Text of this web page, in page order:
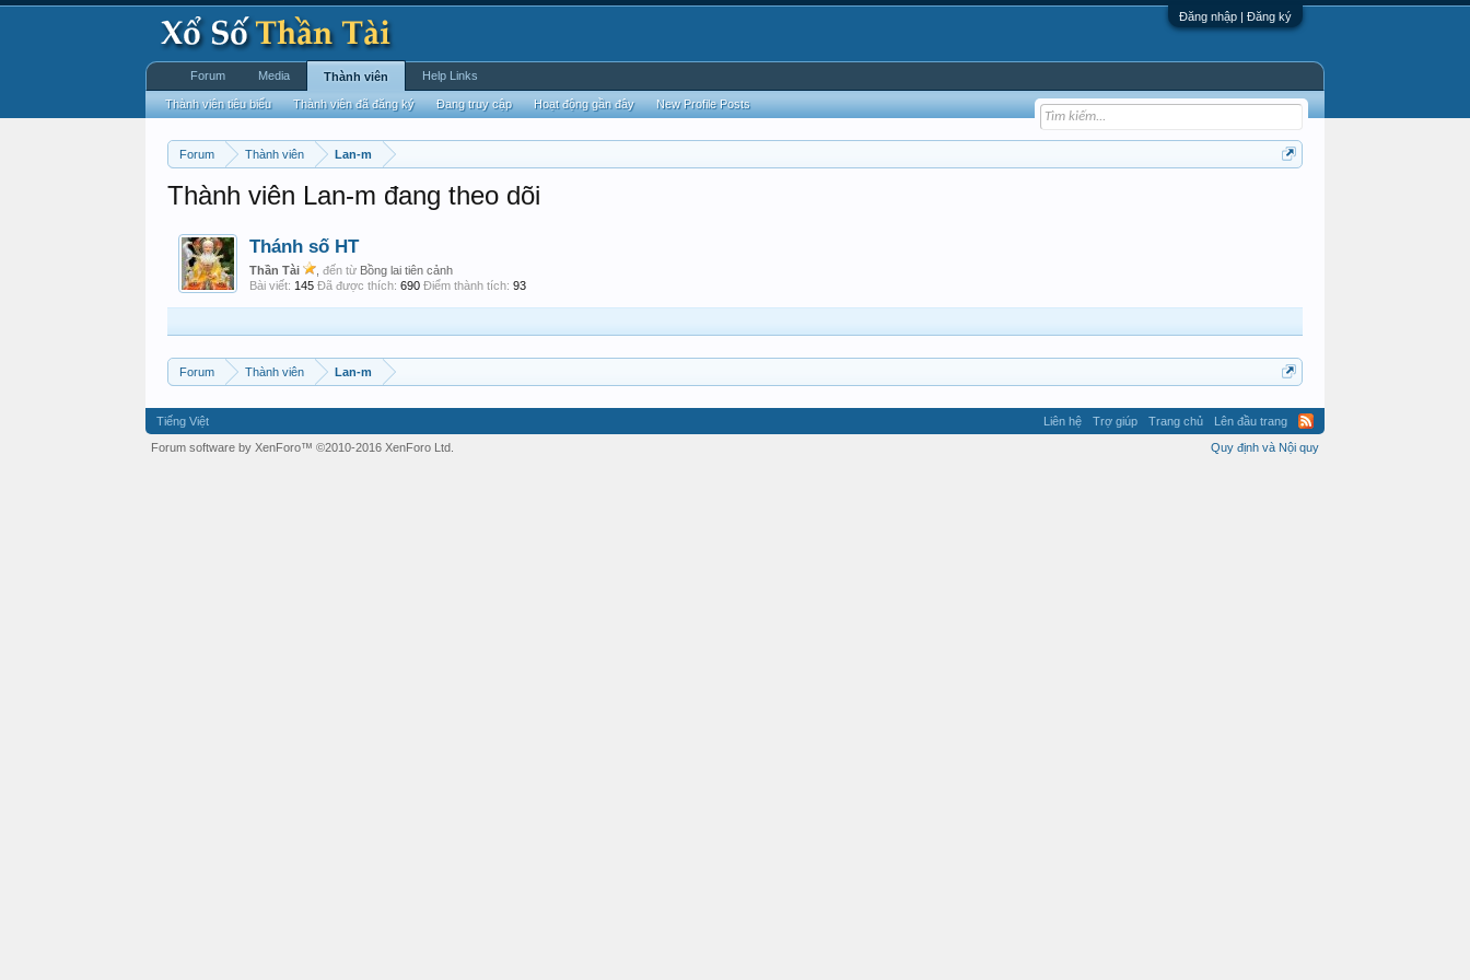
Đăng nhập | Đăng ký
Forum Thành viên Lan-m
Thành viên Lan-m đang theo dõi
Thánh số HT
Thần Tài đến từ Bồng lai tiên cảnh
Bài viết: 145 Đã được thích: 690 Điểm thành tích: 93
Forum Thành viên Lan-m
Forum Media Thành viên
Thành viên tiêu biểu Thành viên đã đăng ký Đang truy cập Hoạt động gần đây New Profile Posts
Help Links
Tiếng Việt Liên hệ Trợ giúp Trang chủ
Lên đầu trang
Quy định và Nội quy
Forum software by XenForo™ ©2010-2016 XenForo Ltd.